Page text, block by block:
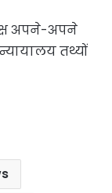
अपने-अपने
तथ्यों